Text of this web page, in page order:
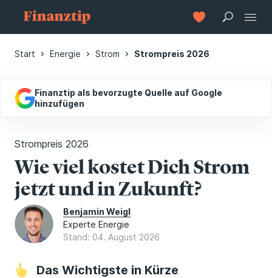
Start Energie Strom Strompreis 2026
Finanztip als bevorzugte Quelle auf Google
hinzufügen
Strompreis 2026
Wie viel kostet Dich Strom
jetzt und in Zukunft?
Benjamin Weigl
Experte Energie
Stand: 04. August 2026
Das Wichtigste in Kürze